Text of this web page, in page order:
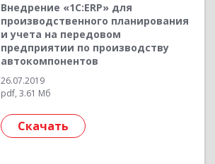
Внедрение «1С:ERP» для
производственного планирования
и учета на передовом
предприятии по производству
автокомпонентов
26.07.2019
pdf, 3.61 Мб
Скачать